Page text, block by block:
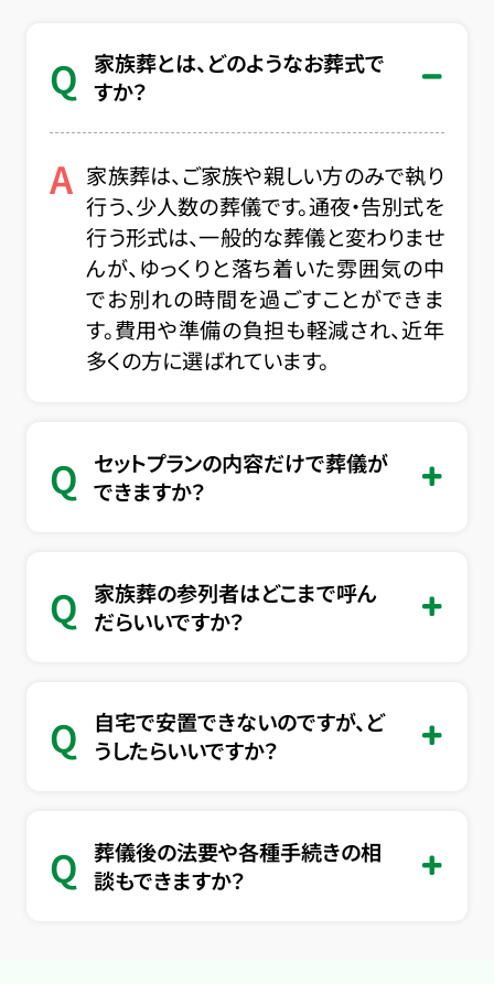
Q
家族葬とは、どのようなお葬式で
すか？
A 家族葬は、ご家族や親しい方のみで執り
行う、少人数の葬儀です。通夜・告別式を
行う形式は、一般的な葬儀と変わりませ
んが、ゆっくりと落ち着いた雰囲気の中
でお別れの時間を過ごすことができま
す。費用や準備の負担も軽減され、近年
多くの方に選ばれています。
Q
セットプランの内容だけで葬儀が
できますか？
Q
家族葬の参列者はどこまで呼ん
だらいいですか？
Q
自宅で安置できないのですが、ど
うしたらいいですか？
Q 葬儀後の法要や各種手続きの相
談もできますか？